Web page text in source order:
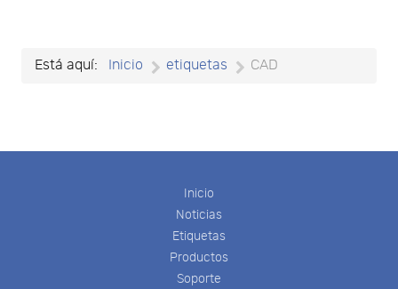
Está aquí: Inicio etiquetas CAD
Inicio
Noticias
Etiquetas
Productos
Soporte